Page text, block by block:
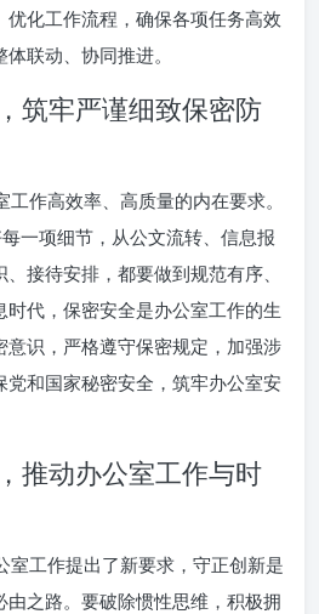
化工作流程，确保各项任务高效
联动、协同推进。
筑牢严谨细致保密防
作高效率、高质量的内在要求。
一项细节，从公文流转、信息报
接待安排，都要做到规范有序、
时代，保密安全是办公室工作的生
识，严格遵守保密规定，加强涉
党和国家秘密安全，筑牢办公室安
推动办公室工作与时
室工作提出了新要求，守正创新是
之路。要破除惯性思维，积极拥